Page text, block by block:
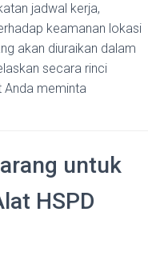
jadwal kerja,
keamanan lokasi
akan diuraikan dalam
secara rinci
Anda meminta
untuk
HSPD